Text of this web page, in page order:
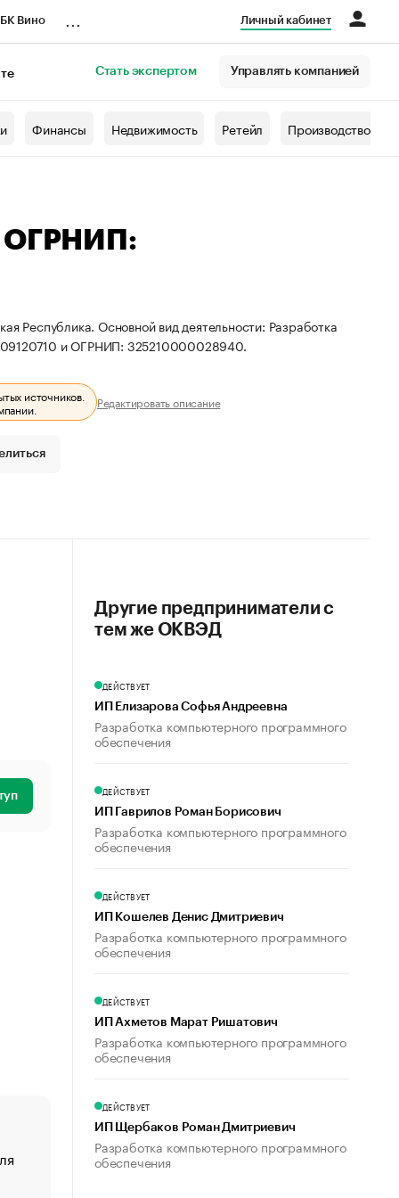
Вино Личный кабинет
Стать экспертом Управлять компанией
Финансы Недвижимость Ретейл Производство
ОГРНИП:
Республика. Основной вид деятельности: Разработка
и ОГРНИП: 325210000028940.
источников.
Редактировать описание
«От спорта тело стареет иначе». Как живет глава
создавшей GTA
Другие предприниматели с
тем же ОКВЭД
ДЕЙСТВУЕТ
ИП Елизарова Софья Андреевна
Разработка компьютерного программного
обеспечения
ДЕЙСТВУЕТ
ИП Гаврилов Роман Борисович
Разработка компьютерного программного
обеспечения
ДЕЙСТВУЕТ
ИП Кошелев Денис Дмитриевич
Разработка компьютерного программного
обеспечения
ДЕЙСТВУЕТ
ИП Ахметов Марат Ришатович
Разработка компьютерного программного
обеспечения
ДЕЙСТВУЕТ
ИП Щербаков Роман Дмитриевич
Разработка компьютерного программного
обеспечения